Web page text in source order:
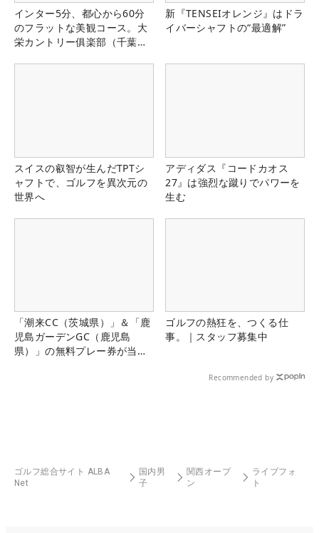
インター5分、都心から60分
のフラットな美観コース。大
栄カントリー俱楽部（千葉
新『TENSEIオレンジ』はドラ
イバーシャフトの“最適解”
スイスの叡智が生んだTPTシ
ャフトで、ゴルフを異次元の
世界へ
アディダス『コードカオス
27』は強烈な蹴りでパワーを
生む
「潮来CC（茨城県）」＆「鹿
児島ガーデンGC（鹿児島
県）」の無料プレー券が当た
ゴルフの熱狂を、つくる仕
事。｜スタッフ募集中
Recommended by
ゴルフ総合サイト ALBA
Net
国内男
子
関西オープ
ン
ライブフォ
ト